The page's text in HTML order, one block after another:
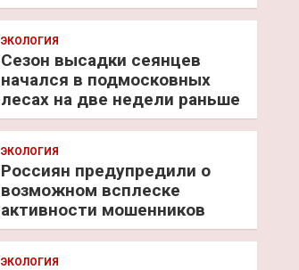
ЭКОЛОГИЯ
Сезон высадки сеянцев
начался в подмосковных
лесах на две недели раньше
ЭКОЛОГИЯ
Россиян предупредили о
возможном всплеске
активности мошенников
ЭКОЛОГИЯ